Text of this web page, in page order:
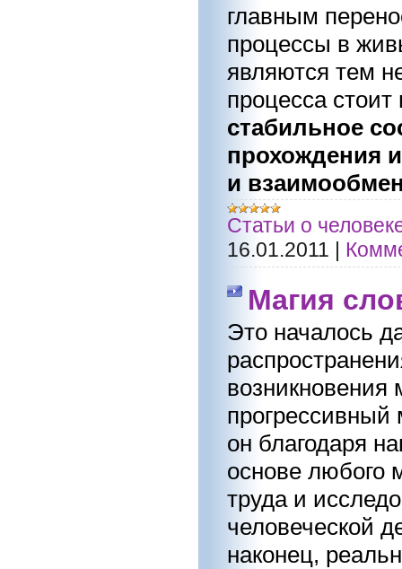
главным
процессы в
являются тем
процесса
стабильное
прохождения
и
Статьи о
16.01.2011 |
Магия
Это началось
прогрессивный
он благодаря
основе любого
труда и
человеческой
наконец,